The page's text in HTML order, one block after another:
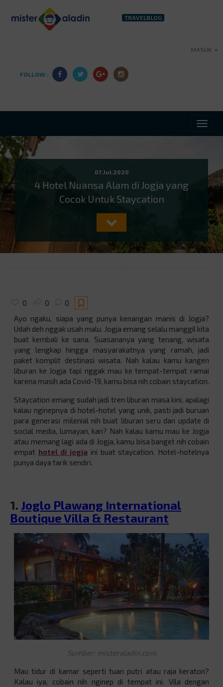
TRAVELBLOG
FOLLOW :
MASUK
07.Jul.2020
4 Hotel Nuansa Alam di Jogja yang
Cocok Untuk Staycation
0 0
0
Ayo ngaku, siapa yang punya kenangan manis di Jogja?
Udah deh nggak usah malu. Jogja emang selalu manggil kita
buat kembali ke sana. Suasananya yang tenang, wisata
yang lengkap hingga masyarakatnya yang ramah, jadi
paket komplit destinasi wisata. Nah kalau kamu kangen
liburan ke Jogja tapi nggak mau ke tempat-tempat ramai
karena masih ada Covid-19, kamu bisa nih cobain staycation.
Staycation emang sudah jadi tren liburan masa kini, apalagi
kalau nginepnya di hotel-hotel yang unik, pasti jadi buruan
para generasi milenial nih buat liburan seru dan update di
social media, lumayan, kan? Nah kalau kamu mau ke Jogja
atau memang lagi ada di Jogja, kamu bisa banget nih cobain
empat hotel di jogja ini buat staycation. Hotel-hotelnya
punya daya tarik sendiri.
1. Joglo Plawang International
Boutique Villa & Restaurant
Sumber: misteraladin.com
Mau tidur di kamar seperti tuan putri atau raja keraton?
Kalau iya, cobain nih nginep di tempat ini. Vila dengan